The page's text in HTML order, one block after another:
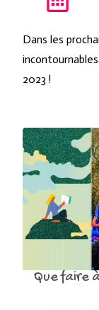
Dans les
2023 !
Que faire